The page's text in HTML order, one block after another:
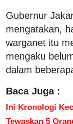
Gubernur
mengatakan,
warganet itu
mengaku
dalam
Baca Juga :
Ini Kronologi
Tewaskan 5